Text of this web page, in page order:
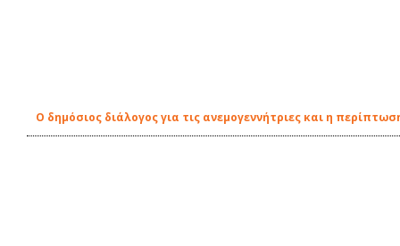
Ο δημόσιος διάλογος για τις ανεμογεννήτριες και η